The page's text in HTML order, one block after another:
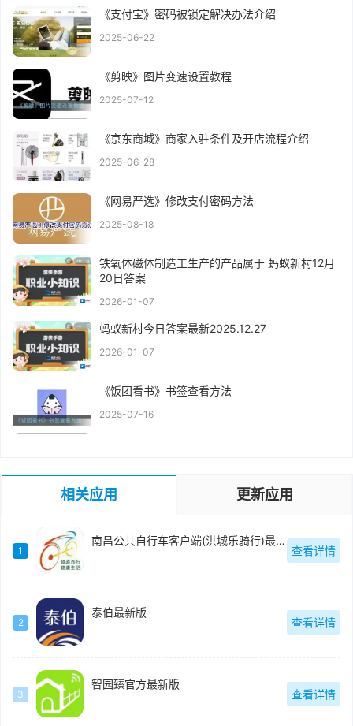
《支付宝》密码被锁定解决办法介绍
2025-06-22
《剪映》图片变速设置教程
2025-07-12
《京东商城》商家入驻条件及开店流程介绍
2025-06-28
《网易严选》修改支付密码方法
2025-08-18
铁氧体磁体制造工生产的产品属于 蚂蚁新村12月
20日答案
2026-01-07
蚂蚁新村今日答案最新2025.12.27
2026-01-07
《饭团看书》书签查看方法
2025-07-16
相关应用 更新应用
1
南昌公共自行车客户端(洪城乐骑行)最新版
查看详情
2
泰伯最新版
查看详情
3
智园臻官方最新版
查看详情